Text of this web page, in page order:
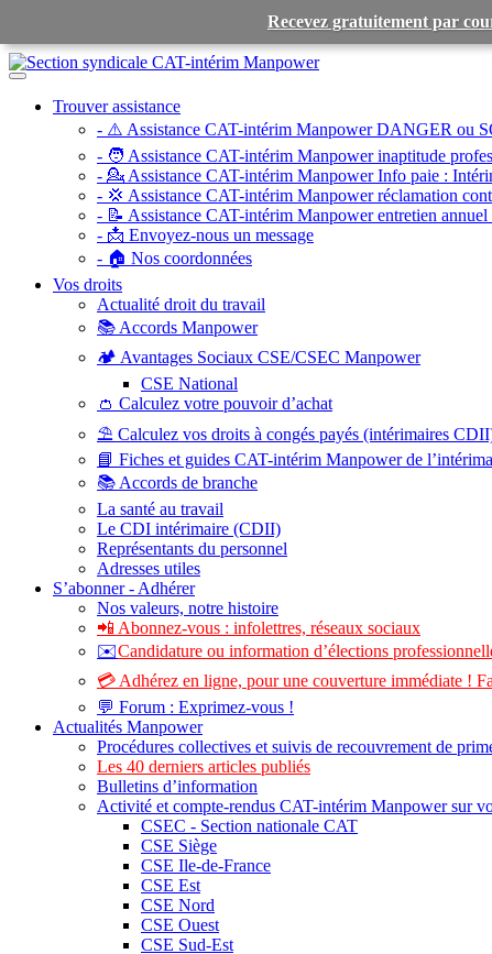
Toggle
navigationTrouver assistance
- ⚠️ Assistance CAT-intérim Manpower DANGER ou
- 🧑 Assistance CAT-intérim Manpower inaptitude
- 💁 Assistance CAT-intérim Manpower Info paie :
- 💢 Assistance CAT-intérim Manpower réclamation
- 📝 Assistance CAT-intérim Manpower entretien annuel
- 📩 Envoyez-nous un message
- 🏠 Nos coordonnées
Vos droits
Actualité droit du travail
📚 Accords Manpower
🏕️ Avantages Sociaux CSE/CSEC Manpower
CSE National
👛 Calculez votre pouvoir d’achat
⛱️ Calculez vos droits à congés payés (intérimaires
📘 Fiches et guides CAT-intérim Manpower de
📚 Accords de branche
La santé au travail
Le CDI intérimaire (CDII)
Représentants du personnel
Adresses utiles
S’abonner - Adhérer
Nos valeurs, notre histoire
📲 Abonnez-vous : infolettres, réseaux sociaux
✉️Candidature ou information d’élections
💳 Adhérez en ligne, pour une couverture immédiate !
💬 Forum : Exprimez-vous !
Actualités Manpower
Procédures collectives et suivis de recouvrement de
Les 40 derniers articles publiés
Bulletins d’information
Activité et compte-rendus CAT-intérim Manpower sur
CSEC - Section nationale CAT
CSE Siège
CSE Ile-de-France
CSE Est
CSE Nord
CSE Ouest
CSE Sud-Est
Recevez gratuitement par